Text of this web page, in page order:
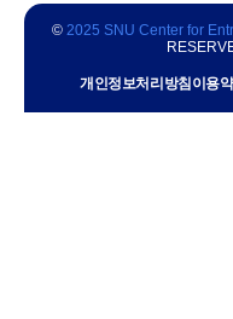
© 2025 SNU Center for
개인정보처리방침 이용